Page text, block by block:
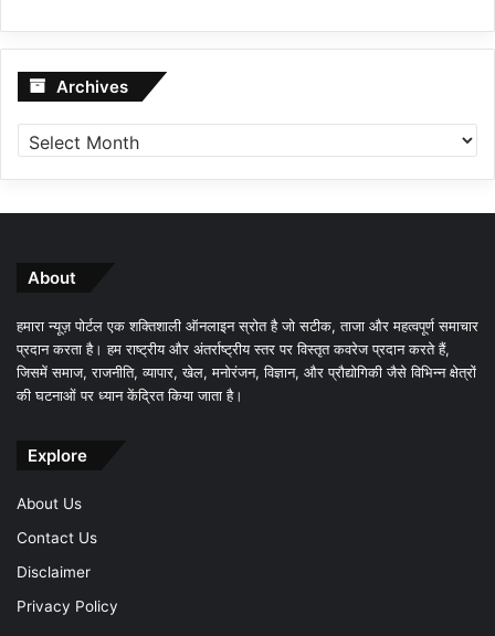
Archives Archives
About
हमारा न्यूज़ पोर्टल एक शक्तिशाली ऑनलाइन स्रोत है जो सटीक, ताजा और महत्वपूर्ण समाचार
प्रदान करता है। हम राष्ट्रीय और अंतर्राष्ट्रीय स्तर पर विस्तृत कवरेज प्रदान करते हैं,
जिसमें समाज, राजनीति, व्यापार, खेल, मनोरंजन, विज्ञान, और प्रौद्योगिकी जैसे विभिन्न क्षेत्रों
की घटनाओं पर ध्यान केंद्रित किया जाता है।
Explore
About Us
Contact Us
Disclaimer
Privacy Policy